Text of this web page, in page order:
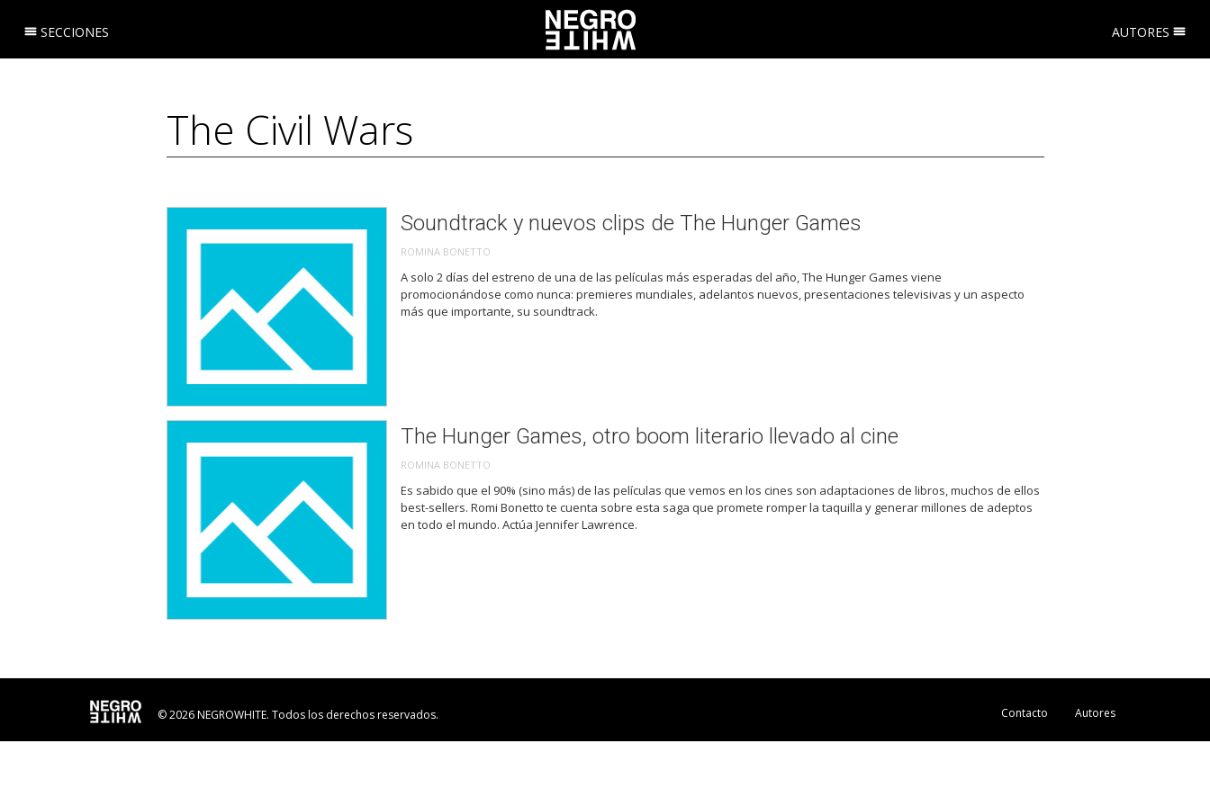
SECCIONES AUTORES
Soundtrack y nuevos clips de The Hunger Games
ROMINA BONETTO
A solo 2 días del estreno de una de las películas más esperadas del año, The Hunger Games viene
promocionándose como nunca: premieres mundiales, adelantos nuevos, presentaciones televisivas y un aspecto
más que importante, su soundtrack.
The Hunger Games, otro boom literario llevado al cine
ROMINA BONETTO
Es sabido que el 90% (sino más) de las películas que vemos en los cines son adaptaciones de libros, muchos de ellos
best-sellers. Romi Bonetto te cuenta sobre esta saga que promete romper la taquilla y generar millones de adeptos
en todo el mundo. Actúa Jennifer Lawrence.
© 2026 NEGROWHITE. Todos los derechos reservados. Contacto Autores